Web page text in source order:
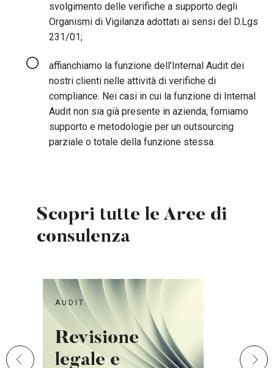
svolgimento delle verifiche a supporto degli
Organismi di Vigilanza adottati ai sensi del D.Lgs
231/01;
affianchiamo la funzione dell’Internal Audit dei
nostri clienti nelle attività di verifiche di
compliance. Nei casi in cui la funzione di Internal
Audit non sia già presente in azienda, forniamo
supporto e metodologie per un outsourcing
parziale o totale della funzione stessa.
Scopri tutte le Aree di
consulenza
AUDIT
Revisione
legale e